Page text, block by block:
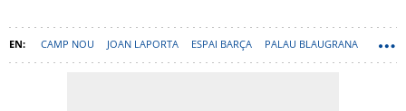
CAMP NOU JOAN LAPORTA ESPAI BARÇA PALAU BLAUGRANA